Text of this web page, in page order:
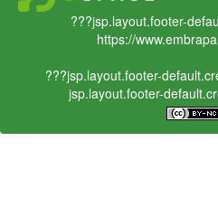
???jsp.layout.footer-
https://
???jsp.layout.footer-
jsp.layout.footer-